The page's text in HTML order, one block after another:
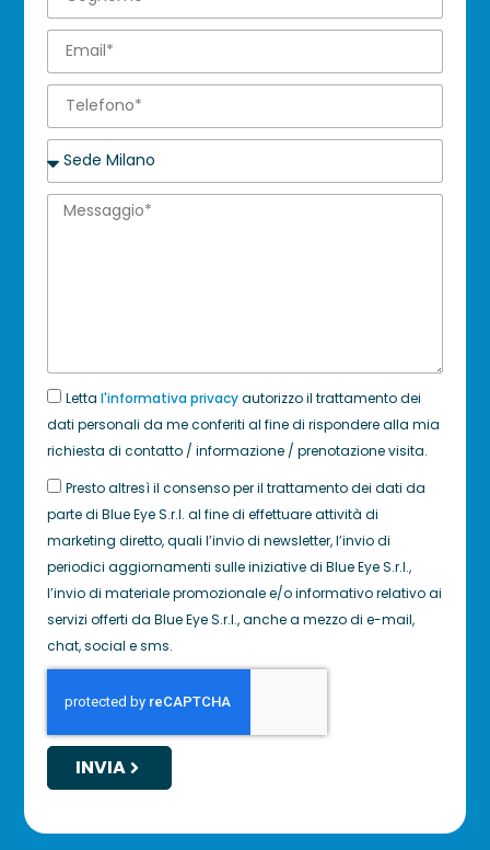
Letta l'informativa privacyautorizzo il trattamento dei
dati personali da me conferiti al fine di rispondere alla mia
richiesta di contatto / informazione / prenotazione visita.
Presto altresì il consenso per il trattamento dei dati da
parte di Blue Eye S.r.l. al fine di effettuare attività di
marketing diretto, quali l’invio di newsletter, l’invio di
periodici aggiornamenti sulle iniziative di Blue Eye S.r.l.,
l’invio di materiale promozionale e/o informativo relativo ai
servizi offerti da Blue Eye S.r.l., anche a mezzo di e-mail,
chat, social e sms.
INVIA